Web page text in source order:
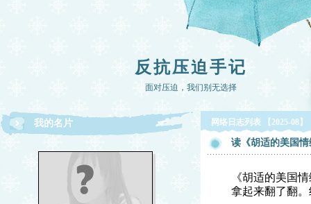
反抗压迫手记
面对压迫，我们别无选择
我的名片 网络日志列表 【2025-08】
读《胡适的美国情
《胡适的美国
拿起来翻了翻